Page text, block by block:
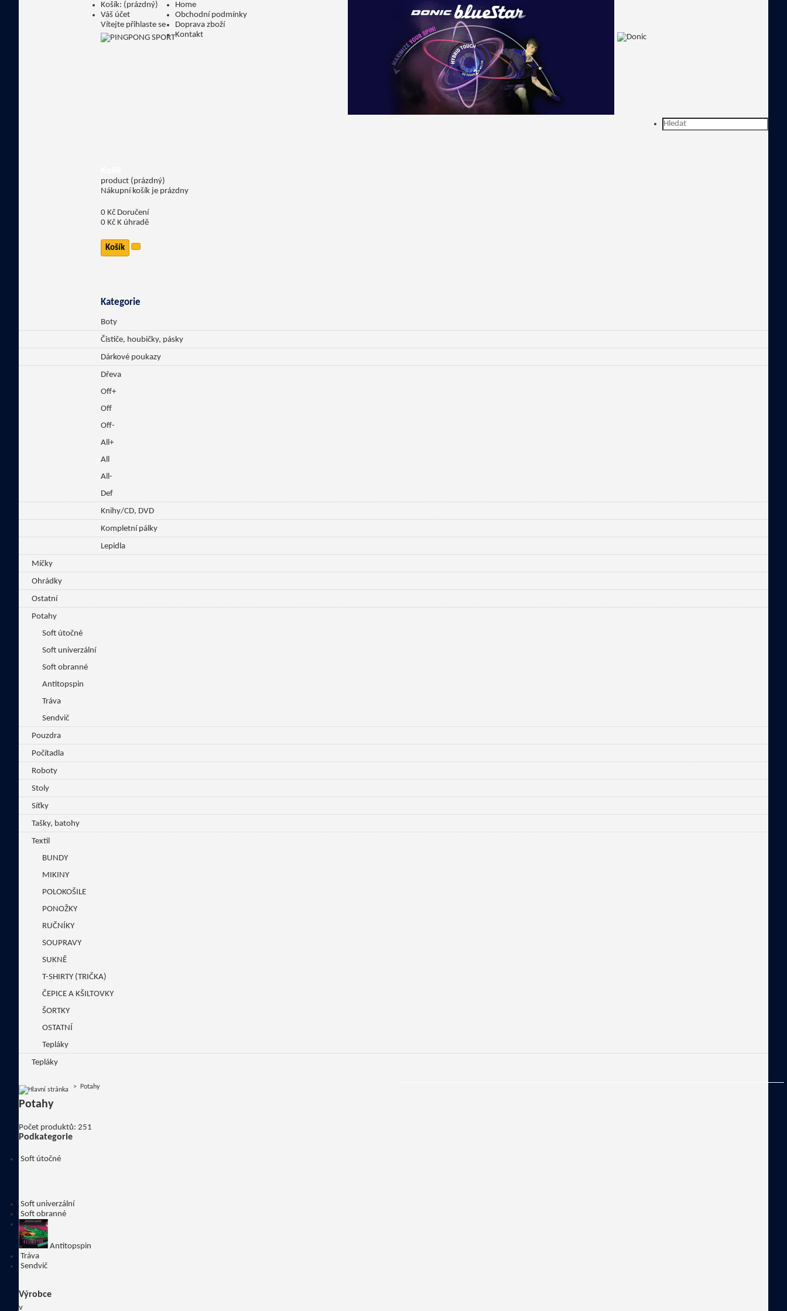
Košík: (prázdný)
Váš účet
Vítejte přihlaste se
Home
Obchodní podmínky
Doprava zboží
Kontakt
product (prázdný)
Nákupní košík je prázdny
0 Kč Doručení
0 Kč K úhradě
Košík
Kategorie
Boty
Čističe, houbičky, pásky
Dárkové poukazy
Dřeva
Off+
Off
Off-
All+
All
All-
Def
Knihy/CD, DVD
Kompletní pálky
Lepidla
Míčky
Ohrádky
Ostatní
Potahy
Soft útočné
Soft univerzální
Soft obranné
Antitopspin
Tráva
Sendvič
Pouzdra
Počítadla
Roboty
Stoly
Síťky
Tašky, batohy
Textil
BUNDY
MIKINY
POLOKOŠILE
PONOŽKY
RUČNÍKY
SOUPRAVY
SUKNĚ
T-SHIRTY (TRIČKA)
ČEPICE A KŠILTOVKY
ŠORTKY
OSTATNÍ
Tepláky
Tepláky
> Potahy
Potahy
Počet produktů: 251
Podkategorie
Soft útočné
Soft univerzální
Soft obranné
Antitopspin
Tráva
Sendvič
Výrobce
v